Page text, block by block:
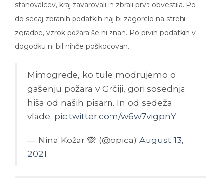
stanovalcev, kraj zavarovali in zbrali prva obvestila. Po
do sedaj zbranih podatkih naj bi zagorelo na strehi
zgradbe, vzrok požara še ni znan. Po prvih podatkih v
dogodku ni bil nihče poškodovan.
Mimogrede, ko tule modrujemo o
gašenju požara v Grčiji, gori sosednja
hiša od naših pisarn. In od sedeža
vlade. pic.twitter.com/w6w7vigpnY
— Nina Kožar 🙊 (@opica) August 13,
2021